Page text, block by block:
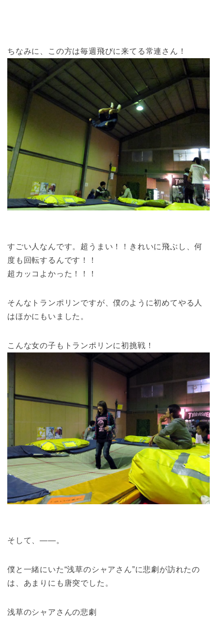
ちなみに、この方は毎週飛びに来てる常連さん！
すごい人なんです。超うまい！！きれいに飛ぶし、何
度も回転するんです！！
超カッコよかった！！！
そんなトランポリンですが、僕のように初めてやる人
はほかにもいました。
こんな女の子もトランポリンに初挑戦！
そして、――。
僕と一緒にいた“浅草のシャアさん”に悲劇が訪れたの
は、あまりにも唐突でした。
浅草のシャアさんの悲劇